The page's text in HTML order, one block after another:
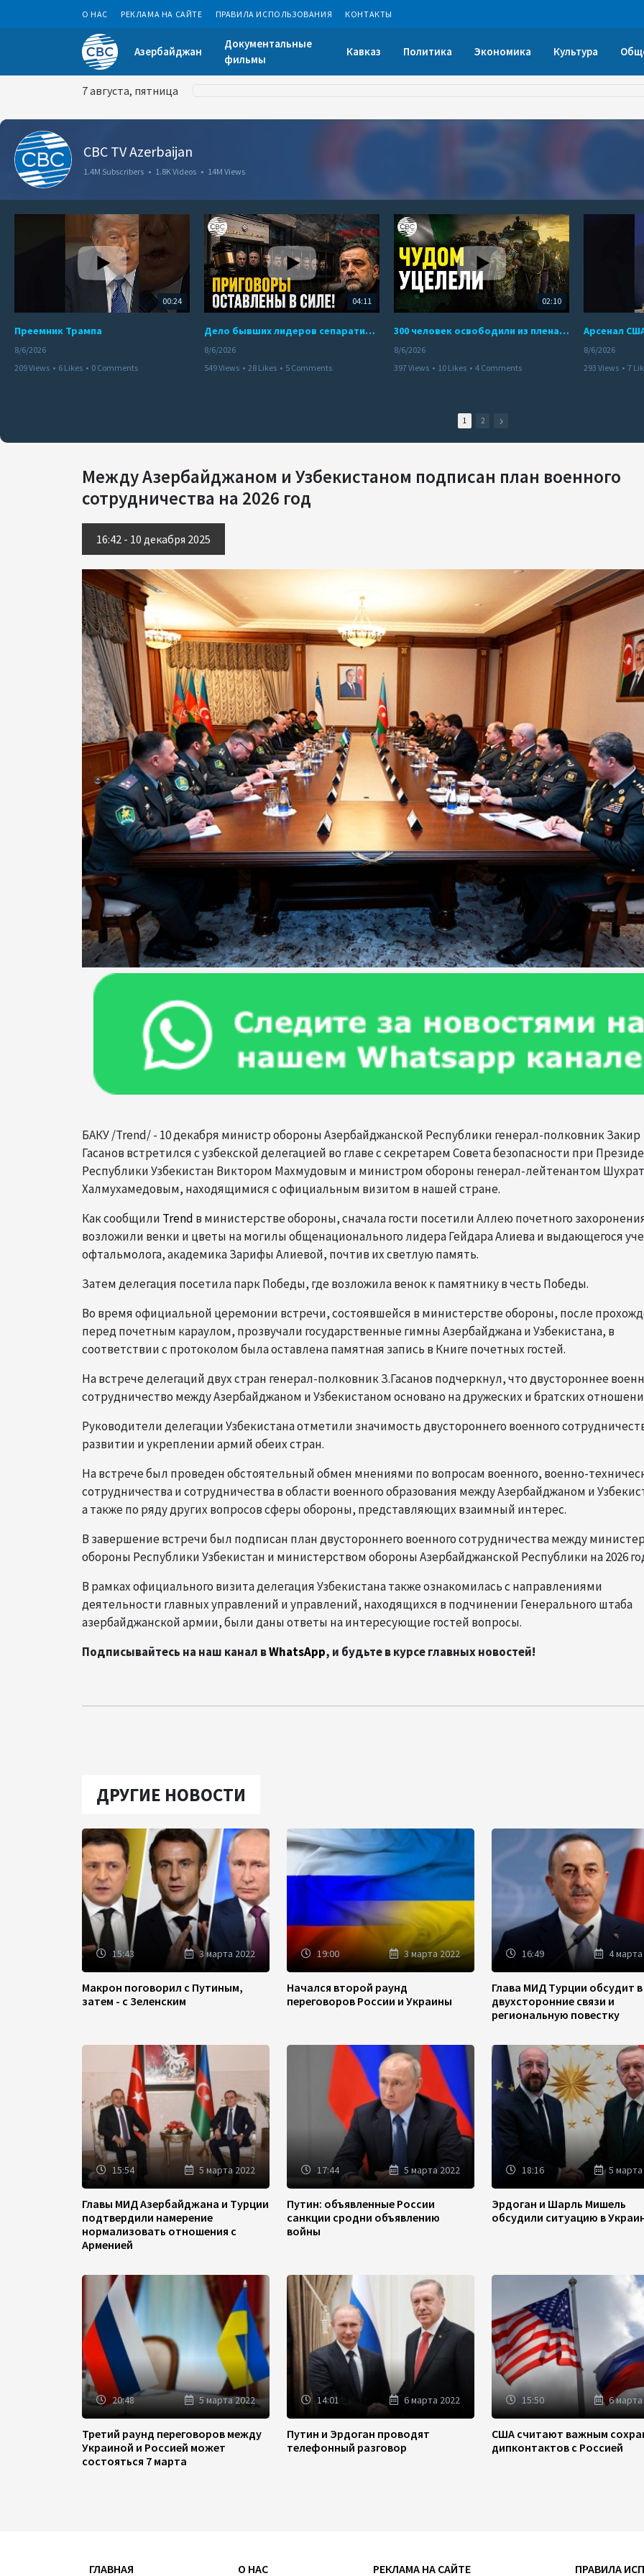
О НАС РЕКЛАМА НА САЙТЕ ПРАВИЛА ИСПОЛЬЗОВАНИЯ КОНТАКТЫ
Азербайджан
Документальные
фильмы
Кавказ Политика Экономика Культура
7 августа, пятница
CBC TV Azerbaijan
1.4M Subscribers • 1.8K Videos • 14M Views
00:24
Преемник Трампа
8/6/2026
209 Views • 6 Likes • 0 Comments
04:11
Дело бывших лидеров сепаратистского режима в Карабахе
8/6/2026
549 Views • 28 Likes • 5 Comments
02:10
300 человек освободили из плена террористов. Невероятная история спасения
8/6/2026
397 Views • 10 Likes • 4 Comments
8/6/2026
293 Views • 7
1 2
Между Азербайджаном и Узбекистаном подписан план военного
сотрудничества на 2026 год
16:42 - 10 декабря 2025
БАКУ /Trend/ - 10 декабря министр обороны Азербайджанской Республики генерал-полковник Закир
Гасанов встретился с узбекской делегацией во главе с секретарем Совета безопасности при
Республики Узбекистан Виктором Махмудовым и министром обороны генерал-лейтенантом
Халмухамедовым, находящимися с официальным визитом в нашей стране.
Как сообщили Trend в министерстве обороны, сначала гости посетили Аллею почетного
возложили венки и цветы на могилы общенационального лидера Гейдара Алиева и выдающегося
офтальмолога, академика Зарифы Алиевой, почтив их светлую память.
Затем делегация посетила парк Победы, где возложила венок к памятнику в честь Победы.
Во время официальной церемонии встречи, состоявшейся в министерстве обороны, после
перед почетным караулом, прозвучали государственные гимны Азербайджана и Узбекистана, в
соответствии с протоколом была оставлена памятная запись в Книге почетных гостей.
На встрече делегаций двух стран генерал-полковник З.Гасанов подчеркнул, что двустороннее
сотрудничество между Азербайджаном и Узбекистаном основано на дружеских и братских
Руководители делегации Узбекистана отметили значимость двустороннего военного
развитии и укреплении армий обеих стран.
На встрече был проведен обстоятельный обмен мнениями по вопросам военного, военно-
сотрудничества и сотрудничества в области военного образования между Азербайджаном и
а также по ряду других вопросов сферы обороны, представляющих взаимный интерес.
В завершение встречи был подписан план двустороннего военного сотрудничества между
обороны Республики Узбекистан и министерством обороны Азербайджанской Республики на 2026
В рамках официального визита делегация Узбекистана также ознакомилась с направлениями
деятельности главных управлений и управлений, находящихся в подчинении Генерального штаба
азербайджанской армии, были даны ответы на интересующие гостей вопросы.
Подписывайтесь на наш канал вWhatsApp, и будьте в курсе главных новостей!
ДРУГИЕ НОВОСТИ
15:43 3 марта 2022
Макрон поговорил с Путиным,
затем - с Зеленским
19:00 3 марта 2022
Начался второй раунд
переговоров России и Украины
16:49 4
Глава МИД Турции обсудит
двухсторонние связи и
региональную повестку
15:54 5 марта 2022
Главы МИД Азербайджана и Турции
подтвердили намерение
нормализовать отношения с
Арменией
17:44 5 марта 2022
Путин: объявленные России
санкции сродни объявлению
войны
18:16 5 марта
Эрдоган и Шарль Мишель
обсудили ситуацию в
20:48 5 марта 2022
Третий раунд переговоров между
Украиной и Россией может
состояться 7 марта
14:01 6 марта 2022
Путин и Эрдоган проводят
телефонный разговор
15:50 6 марта
США считают важным
дипконтактов с Россией
ГЛАВНАЯ О НАС РЕКЛАМА НА САЙТЕ ПРАВИЛА